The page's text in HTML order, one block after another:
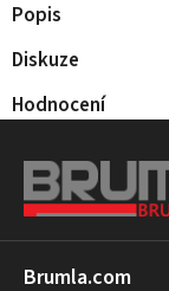
Popis
Diskuze
Hodnocení
a
Brumla.com